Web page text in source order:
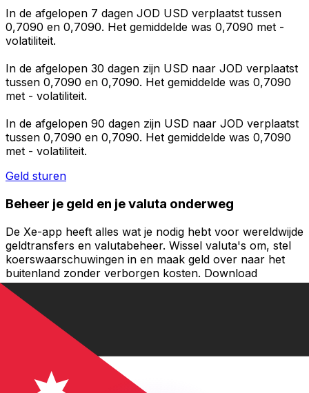
In de afgelopen 7 dagen JOD USD verplaatst tussen
0,7090 en 0,7090. Het gemiddelde was 0,7090 met -
volatiliteit.
In de afgelopen 30 dagen zijn USD naar JOD verplaatst
tussen 0,7090 en 0,7090. Het gemiddelde was 0,7090
met - volatiliteit.
In de afgelopen 90 dagen zijn USD naar JOD verplaatst
tussen 0,7090 en 0,7090. Het gemiddelde was 0,7090
met - volatiliteit.
Geld sturen
Beheer je geld en je valuta onderweg
De Xe-app heeft alles wat je nodig hebt voor wereldwijde
geldtransfers en valutabeheer. Wissel valuta's om, stel
koerswaarschuwingen in en maak geld over naar het
buitenland zonder verborgen kosten. Download
vandaag nog!